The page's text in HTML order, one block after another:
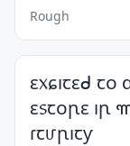
Rough
ɛ᥊ɕıꞇɛᑯ
ɛ᥉ꞇᴏꞃɛ ıꞃ
ɾꞇᤙꞃıꞇƴ